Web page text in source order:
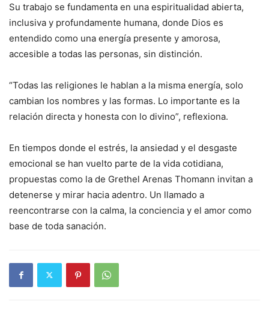
Su trabajo se fundamenta en una espiritualidad abierta,
inclusiva y profundamente humana, donde Dios es
entendido como una energía presente y amorosa,
accesible a todas las personas, sin distinción.
“Todas las religiones le hablan a la misma energía, solo
cambian los nombres y las formas. Lo importante es la
relación directa y honesta con lo divino”, reflexiona.
En tiempos donde el estrés, la ansiedad y el desgaste
emocional se han vuelto parte de la vida cotidiana,
propuestas como la de Grethel Arenas Thomann invitan a
detenerse y mirar hacia adentro. Un llamado a
reencontrarse con la calma, la conciencia y el amor como
base de toda sanación.